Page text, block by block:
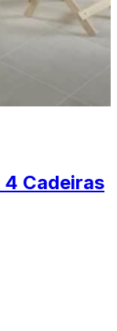
Cadeiras